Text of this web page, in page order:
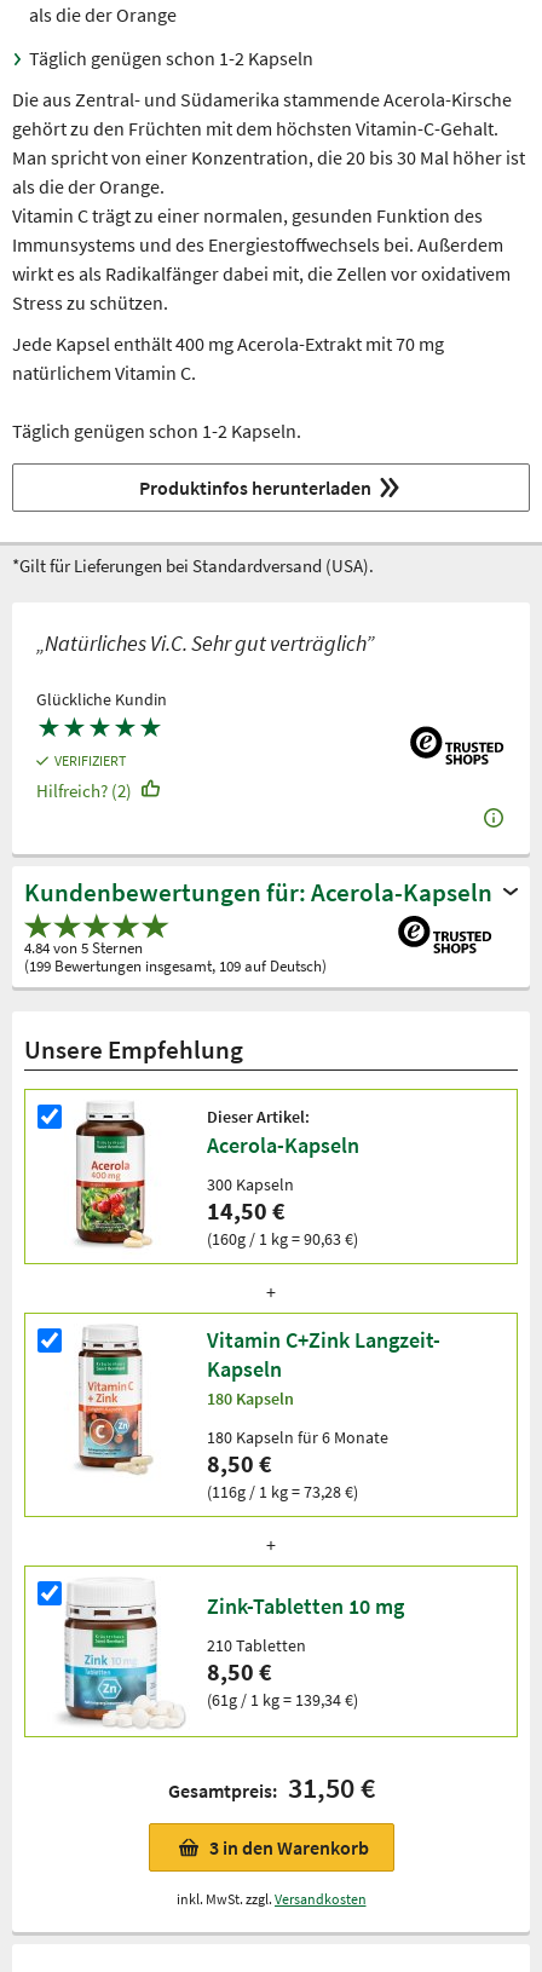
als die der Orange
Täglich genügen schon 1-2 Kapseln
Die aus Zentral- und Südamerika stammende Acerola-Kirsche
gehört zu den Früchten mit dem höchsten Vitamin-C-Gehalt.
Man spricht von einer Konzentration, die 20 bis 30 Mal höher ist
als die der Orange.
Vitamin C trägt zu einer normalen, gesunden Funktion des
Immunsystems und des Energiestoffwechsels bei. Außerdem
wirkt es als Radikalfänger dabei mit, die Zellen vor oxidativem
Stress zu schützen.
Jede Kapsel enthält 400 mg Acerola-Extrakt mit 70 mg
natürlichem Vitamin C.
Täglich genügen schon 1-2 Kapseln.
Produktinfos herunterladen
*Gilt für Lieferungen bei Standardversand (USA).
„Natürliches Vi.C. Sehr gut verträglich”
Glückliche Kundin
★★★★★
VERIFIZIERT
Hilfreich? (2)
Kundenbewertungen für: Acerola-Kapseln
4.84 von 5 Sternen
(199 Bewertungen insgesamt, 109 auf Deutsch)
Unsere Empfehlung
Dieser Artikel:
Acerola-Kapseln
300 Kapseln
14,50 €
(160g / 1 kg = 90,63 €)
Vitamin C+Zink Langzeit-
Kapseln
180 Kapseln
180 Kapseln für 6 Monate
8,50 €
(116g / 1 kg = 73,28 €)
Zink-Tabletten 10 mg
210 Tabletten
8,50 €
(61g / 1 kg = 139,34 €)
Gesamtpreis: 31,50 €
3 in den Warenkorb
inkl. MwSt. zzgl. Versandkosten